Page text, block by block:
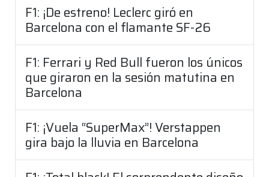
F1: ¡De estreno! Leclerc giró en
Barcelona con el flamante SF-26
F1: Ferrari y Red Bull fueron los únicos
que giraron en la sesión matutina en
Barcelona
F1: ¡Vuela “SuperMax”! Verstappen
gira bajo la lluvia en Barcelona